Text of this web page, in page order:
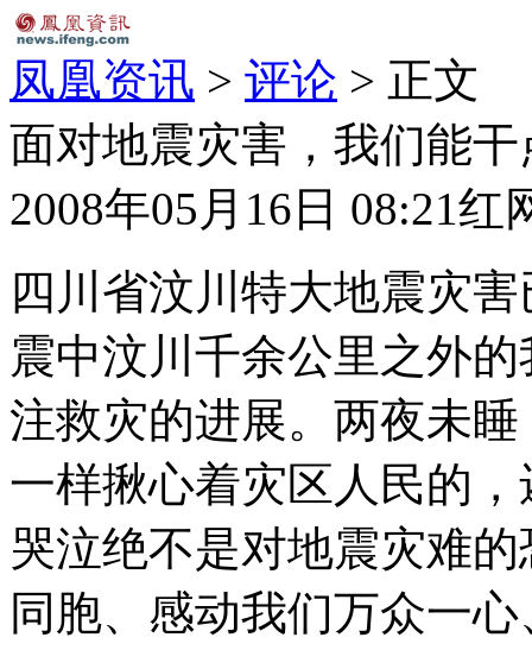
凤凰资讯 > 评论 > 正文
面对地震灾害，我们能
2008年05月16日 08:21红
四川省汶川特大地震灾
震中汶川千余公里之外
注救灾的进展。两夜未
一样揪心着灾区人民的
哭泣绝不是对地震灾难
同胞、感动我们万众一